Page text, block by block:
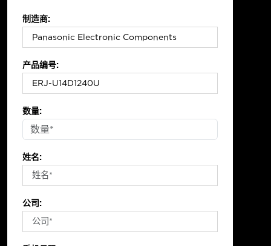
制造商:
产品编号:
数量:
姓名:
公司: